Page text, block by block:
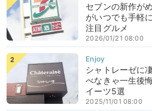
セブンの新作が
がいつでも手軽
注目グルメ
2026/01/21 08:00
シャトレーゼに
べなきゃ一生後
イーツ5選
2025/11/01 08:00